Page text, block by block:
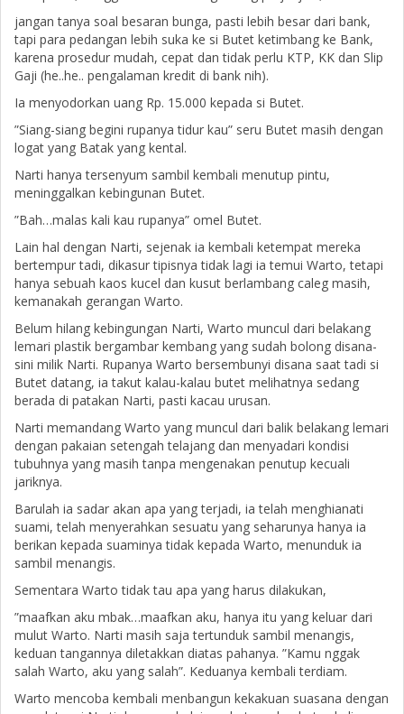
jangan tanya soal besaran bunga, pasti lebih besar dari bank,
tapi para pedangan lebih suka ke si Butet ketimbang ke Bank,
karena prosedur mudah, cepat dan tidak perlu KTP, KK dan Slip
Gaji (he..he.. pengalaman kredit di bank nih).
Ia menyodorkan uang Rp. 15.000 kepada si Butet.
”Siang-siang begini rupanya tidur kau” seru Butet masih dengan
logat yang Batak yang kental.
Narti hanya tersenyum sambil kembali menutup pintu,
meninggalkan kebingunan Butet.
”Bah…malas kali kau rupanya” omel Butet.
Lain hal dengan Narti, sejenak ia kembali ketempat mereka
bertempur tadi, dikasur tipisnya tidak lagi ia temui Warto, tetapi
hanya sebuah kaos kucel dan kusut berlambang caleg masih,
kemanakah gerangan Warto.
Belum hilang kebingungan Narti, Warto muncul dari belakang
lemari plastik bergambar kembang yang sudah bolong disana-
sini milik Narti. Rupanya Warto bersembunyi disana saat tadi si
Butet datang, ia takut kalau-kalau butet melihatnya sedang
berada di patakan Narti, pasti kacau urusan.
Narti memandang Warto yang muncul dari balik belakang lemari
dengan pakaian setengah telajang dan menyadari kondisi
tubuhnya yang masih tanpa mengenakan penutup kecuali
jariknya.
Barulah ia sadar akan apa yang terjadi, ia telah menghianati
suami, telah menyerahkan sesuatu yang seharunya hanya ia
berikan kepada suaminya tidak kepada Warto, menunduk ia
sambil menangis.
Sementara Warto tidak tau apa yang harus dilakukan,
”maafkan aku mbak…maafkan aku, hanya itu yang keluar dari
mulut Warto. Narti masih saja tertunduk sambil menangis,
keduan tangannya diletakkan diatas pahanya. ”Kamu nggak
salah Warto, aku yang salah”. Keduanya kembali terdiam.
Warto mencoba kembali menbangun kekakuan suasana dengan